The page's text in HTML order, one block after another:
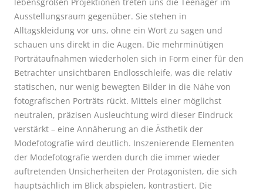
Ausstellungsraum gegenüber. Sie stehen in
Alltagskleidung vor uns, ohne ein Wort zu sagen und
schauen uns direkt in die Augen. Die mehrminütigen
Porträtaufnahmen wiederholen sich in Form einer für den
Betrachter unsichtbaren Endlosschleife, was die relativ
statischen, nur wenig bewegten Bilder in die Nähe von
fotografischen Porträts rückt. Mittels einer möglichst
neutralen, präzisen Ausleuchtung wird dieser Eindruck
verstärkt – eine Annäherung an die Ästhetik der
Modefotografie wird deutlich. Inszenierende Elementen
der Modefotografie werden durch die immer wieder
auftretenden Unsicherheiten der Protagonisten, die sich
hauptsächlich im Blick abspielen, kontrastiert. Die